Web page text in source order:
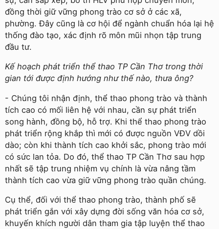
đồng thời giữ vững phong trào cơ sở ở các xã,
phường. Đây cũng là cơ hội để ngành chuẩn hóa lại hệ
thống đào tạo, xác định rõ môn mũi nhọn tập trung
đầu tư.
Kế hoạch phát triển thể thao TP Cần Thơ trong thời
gian tới được định hướng như thế nào, thưa ông?
- Chúng tôi nhận định, thể thao phong trào và thành
tích cao có mối liên hệ với nhau, cần sự phát triển
song hành, đồng bộ, hỗ trợ. Khi thể thao phong trào
phát triển rộng khắp thì mới có được nguồn VĐV dồi
dào; còn khi thành tích cao khởi sắc, phong trào mới
có sức lan tỏa. Do đó, thể thao TP Cần Thơ sau hợp
nhất sẽ tập trung nhiệm vụ chính là vừa nâng tầm
thành tích cao vừa giữ vững phong trào quần chúng.
Cụ thể, đối với thể thao phong trào, thành phố sẽ
phát triển gắn với xây dựng đời sống văn hóa cơ sở,
khuyến khích người dân tham gia tập luyện thể thao